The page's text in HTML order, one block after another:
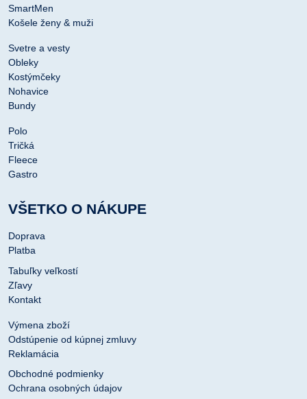
SmartMen
Košele ženy & muži
Svetre a vesty
Obleky
Kostýmčeky
Nohavice
Bundy
Polo
Tričká
Fleece
Gastro
VŠETKO O NÁKUPE
Doprava
Platba
Tabuľky veľkostí
Zľavy
Kontakt
Výmena zboží
Odstúpenie od kúpnej zmluvy
Reklamácia
Obchodné podmienky
Ochrana osobných údajov